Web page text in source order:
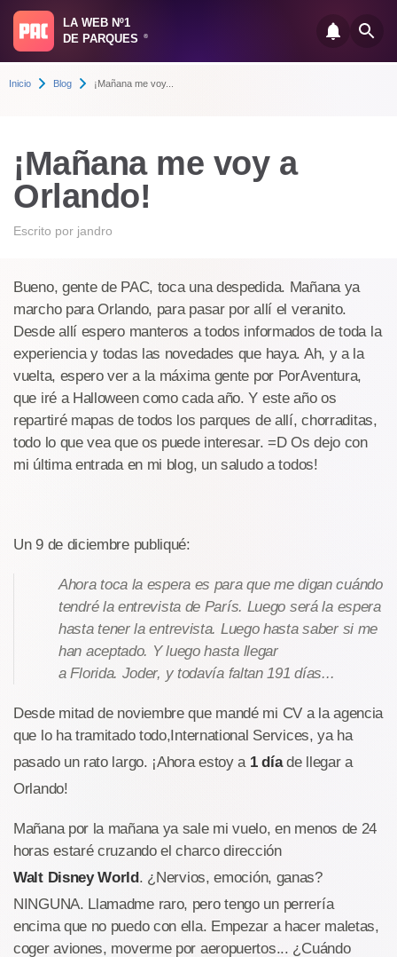
LA WEB Nº1
DE PARQUES
®
Inicio Blog ¡Mañana me voy...
¡Mañana me voy a
Orlando!
Escrito por jandro
Bueno, gente de PAC, toca una despedida. Mañana ya
marcho para Orlando, para pasar por allí el veranito.
Desde allí espero manteros a todos informados de toda la
experiencia y todas las novedades que haya. Ah, y a la
vuelta, espero ver a la máxima gente por PorAventura,
que iré a Halloween como cada año. Y este año os
repartiré mapas de todos los parques de allí, chorraditas,
todo lo que vea que os puede interesar. =D Os dejo con
mi última entrada en mi blog, un saludo a todos!
Un 9 de diciembre publiqué:
Ahora toca la espera es para que me digan cuándo
tendré la entrevista de París. Luego será la espera
hasta tener la entrevista. Luego hasta saber si me
han aceptado. Y luego hasta llegar
a Florida. Joder, y todavía faltan 191 días...
Desde mitad de noviembre que mandé mi CV a la agencia
que lo ha tramitado todo,International Services, ya ha
pasado un rato largo. ¡Ahora estoy a 1 díade llegar a
Orlando!
Mañana por la mañana ya sale mi vuelo, en menos de 24
horas estaré cruzando el charco dirección
Walt Disney World. ¿Nervios, emoción, ganas?
NINGUNA. Llamadme raro, pero tengo un perrería
encima que no puedo con ella. Empezar a hacer maletas,
coger aviones, moverme por aeropuertos... ¿Cuándo